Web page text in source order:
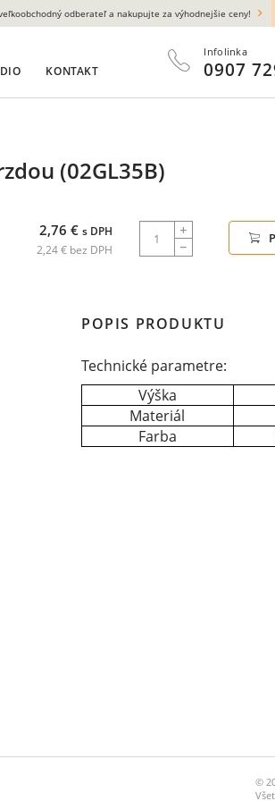
(02GL35B)
2,76 € s DPH
2,24 € bez DPH
POPIS PRODUKTU
Technické parametre:
Výška
Materiál
Farba
©
odberateľ a nakupujte za výhodnejšie ceny!
KONTAKT
Infolinka
0907